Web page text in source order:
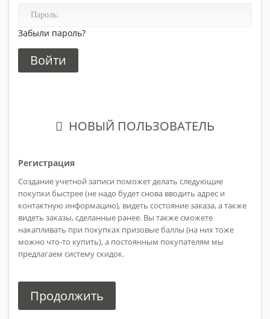
Забыли пароль?
НОВЫЙ ПОЛЬЗОВАТЕЛЬ
Регистрация
Создание учетной записи поможет делать следующие
покупки быстрее (не надо будет снова вводить адрес и
контактную информацию), видеть состояние заказа, а также
видеть заказы, сделанные ранее. Вы также сможете
накапливать при покупках призовые баллы (на них тоже
можно что-то купить), а постоянным покупателям мы
предлагаем систему скидок.
Продолжить